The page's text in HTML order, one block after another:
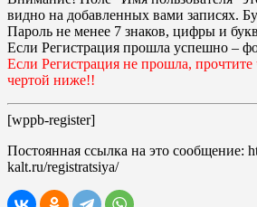
видно на добавленных вами записях.
Пароль не менее 7 знаков, цифры и
Если Регистрация прошла успешно –
Если Регистрация не прошла,
чертой ниже!!
[wppb-register]
Постоянная ссылка на это сообщение:
kalt.ru/registratsiya/